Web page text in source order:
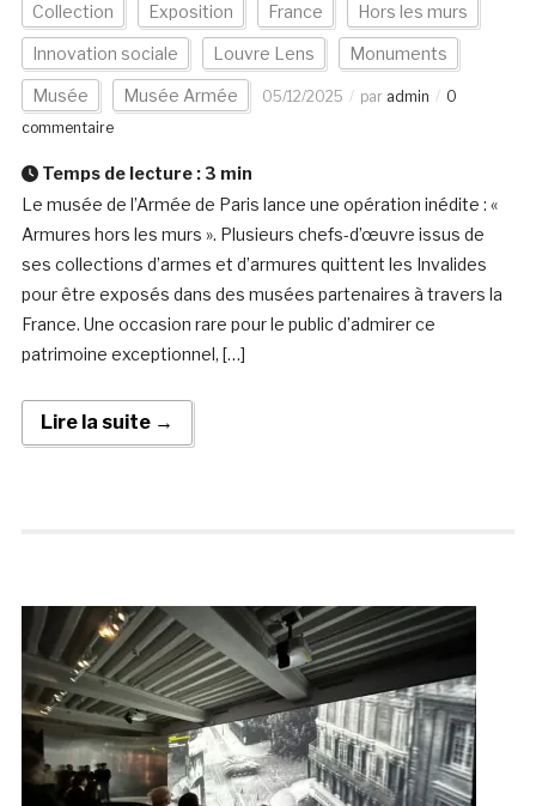
Collection Exposition France Hors les murs
Innovation sociale Louvre Lens Monuments
Musée Musée Armée 05/12/2025 par admin
0
commentaire
Temps de lecture : 3 min
Le musée de l’Armée de Paris lance une opération inédite : «
Armures hors les murs ». Plusieurs chefs-d’œuvre issus de
ses collections d’armes et d’armures quittent les Invalides
pour être exposés dans des musées partenaires à travers la
France. Une occasion rare pour le public d’admirer ce
patrimoine exceptionnel, […]
Lire la suite →